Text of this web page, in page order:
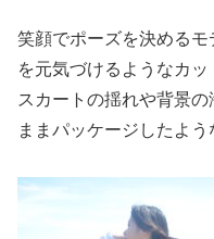
笑顔でポーズを決める
を元気づけるようなカッ
スカートの揺れや背景
ままパッケージしたよう